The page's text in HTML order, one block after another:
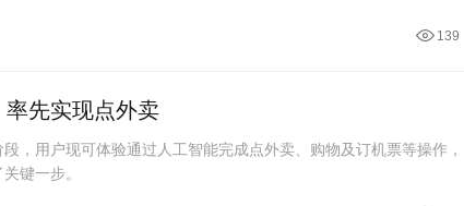
139
先实现点外卖
，用户现可体验通过人工智能完成点外卖、购物及订机票等操作，
键一步。